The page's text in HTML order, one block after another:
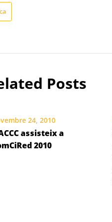
Posts
24, 2010
assisteix a
2010